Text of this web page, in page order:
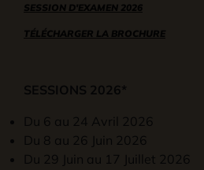
SESSION D'EXAMEN 2026
TÉLÉCHARGER LA BROCHURE
SESSIONS 2026*
Du 6 au 24 Avril 2026
Du 8 au 26 Juin 2026
Du 29 Juin au 17 Juillet 2026